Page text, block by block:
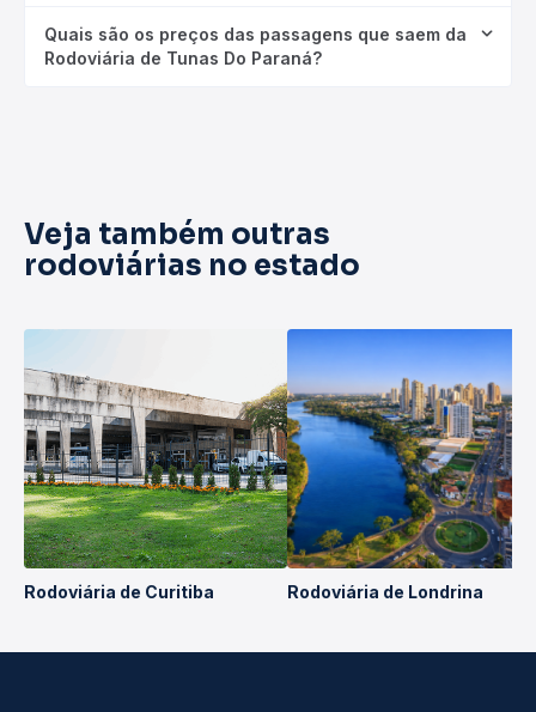
Quais são os preços das passagens que saem da
Rodoviária de Tunas Do Paraná?
Veja também outras
rodoviárias no estado
Rodoviária de Curitiba Rodoviária de Londrina